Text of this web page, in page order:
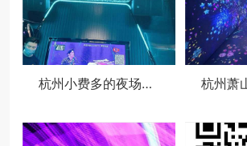
杭州小费多的夜场招聘女招待,有身高要求吗？